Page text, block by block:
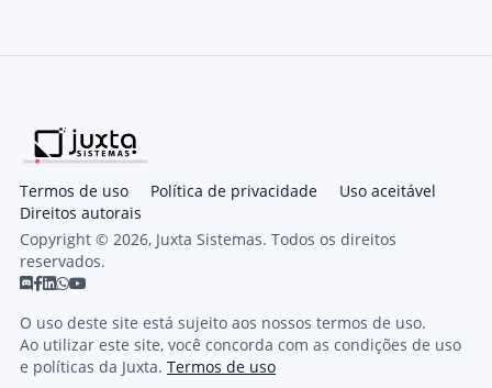
Termos de uso Política de privacidade
Uso aceitável
Direitos autorais
Copyright © 2026, Juxta Sistemas. Todos os direitos
reservados.
O uso deste site está sujeito aos nossos termos de uso.
Ao utilizar este site, você concorda com as condições de uso
e políticas da Juxta. Termos de uso